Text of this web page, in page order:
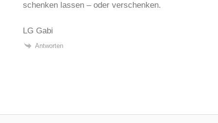
schenken lassen – oder verschenken.
LG Gabi
Antworten